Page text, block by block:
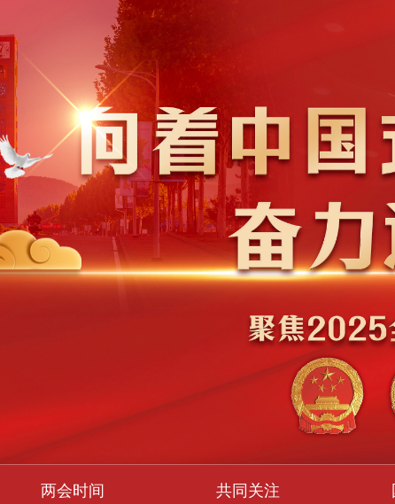
两会时间 共同关注